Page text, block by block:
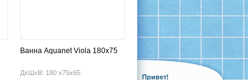
Ванна Aquanet Viola 180x75
ДхШхВ: 180 х75х65
Привет!